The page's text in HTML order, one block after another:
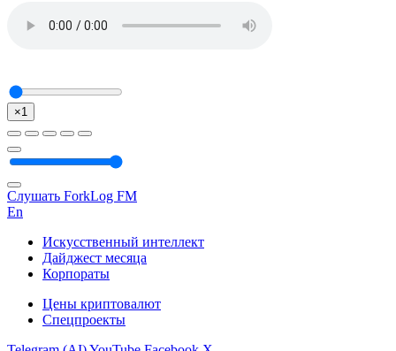
×1
Слушать ForkLog FM
En
Искусственный интеллект
Дайджест месяца
Корпораты
Цены криптовалют
Спецпроекты